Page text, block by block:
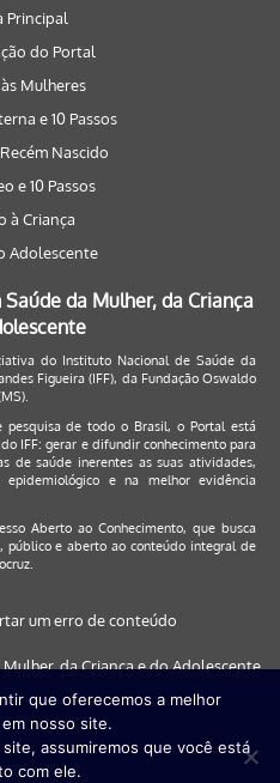
Principal
do Portal
Mulheres
e 10 Passos
Nascido
e 10 Passos
à Criança
Adolescente
da Mulher, da Criança
do Instituto Nacional de Saúde da
Figueira (IFF), da Fundação Oswaldo
pesquisa de todo o Brasil, o Portal está
IFF: gerar e difundir conhecimento para
de saúde inerentes as suas atividades,
e na melhor evidência
Aberto ao Conhecimento, que busca
público e aberto ao conteúdo integral de
um erro de conteúdo
da Criança e do Adolescente
navegadores: Google Chrome (a
(a partir da versão 9) | FireFox (
versão 29)
que oferecemos a melhor
nosso site.
assumiremos que você está
com ele.